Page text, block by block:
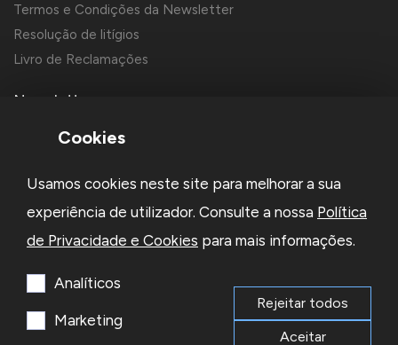
Termos e Condições da Newsletter
Resolução de litígios
Livro de Reclamações
Newsletter
Li e aceito aPolítica de Privacidadee os Termos e Condições
Subscrever
Cookies
Usamos cookies neste site para melhorar a sua
experiência de utilizador. Consulte a nossa Política
de Privacidade e Cookies para mais informações.
Analíticos
Marketing
Rejeitar todos
Aceitar